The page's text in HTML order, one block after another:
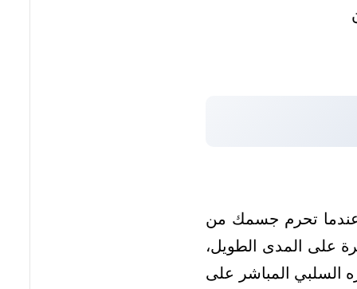
عندما تحرم جسمك من
على المدى الطويل،
السلبي المباشر على